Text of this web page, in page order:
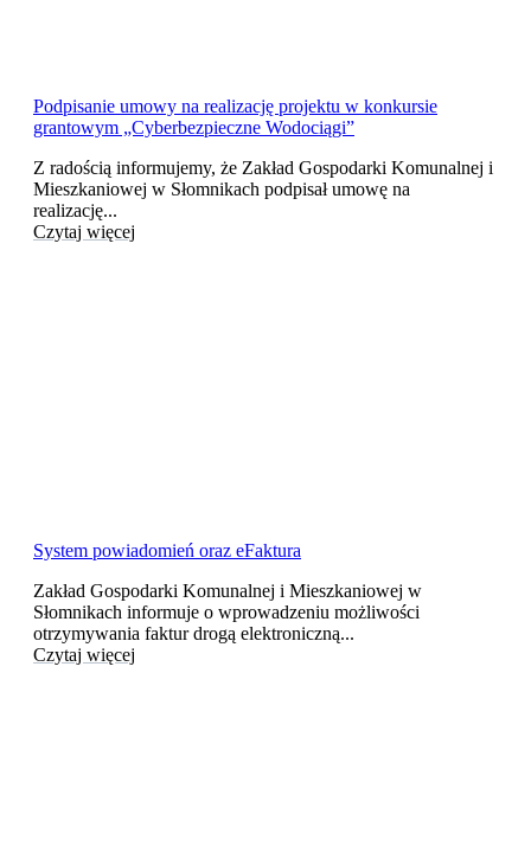
Podpisanie umowy na realizację projektu w konkursie
grantowym „Cyberbezpieczne Wodociągi”
Z radością informujemy, że Zakład Gospodarki Komunalnej i
Mieszkaniowej w Słomnikach podpisał umowę na
realizację...
Czytaj więcej
System powiadomień oraz eFaktura
Zakład Gospodarki Komunalnej i Mieszkaniowej w
Słomnikach informuje o wprowadzeniu możliwości
otrzymywania faktur drogą elektroniczną...
Czytaj więcej